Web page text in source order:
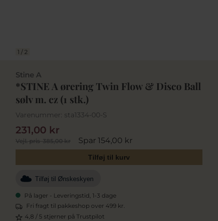
1 / 2
Stine A
*STINE A ørering Twin Flow & Disco Ball
sølv m. cz (1 stk.)
Varenummer: sta1334-00-S
Vejl. pris385,00 kr Spar 154,00 kr
231,00 kr
Tilføj til kurv
Tilføj til Ønskeskyen
På lager - Leveringstid, 1-3 dage
Fri fragt til pakkeshop over 499 kr.
4,8 / 5 stjerner på Trustpilot